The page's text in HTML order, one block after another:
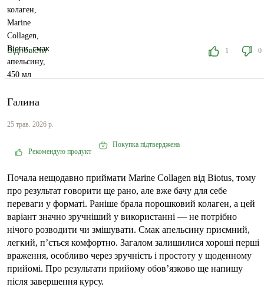
Відповісти 1 0
Галина
25 трав. 2026 р.
Рекомендую продукт
Покупка підтверджена
Почала нещодавно приймати Marine Collagen від Biotus, тому
про результат говорити ще рано, але вже бачу для себе
переваги у форматі. Раніше брала порошковий колаген, а цей
варіант значно зручніший у використанні — не потрібно
нічого розводити чи змішувати. Смак апельсину приємний,
легкий, п’ється комфортно. Загалом залишилися хороші перші
враження, особливо через зручність і простоту у щоденному
прийомі. Про результати прийому обов’язково ще напишу
після завершення курсу.